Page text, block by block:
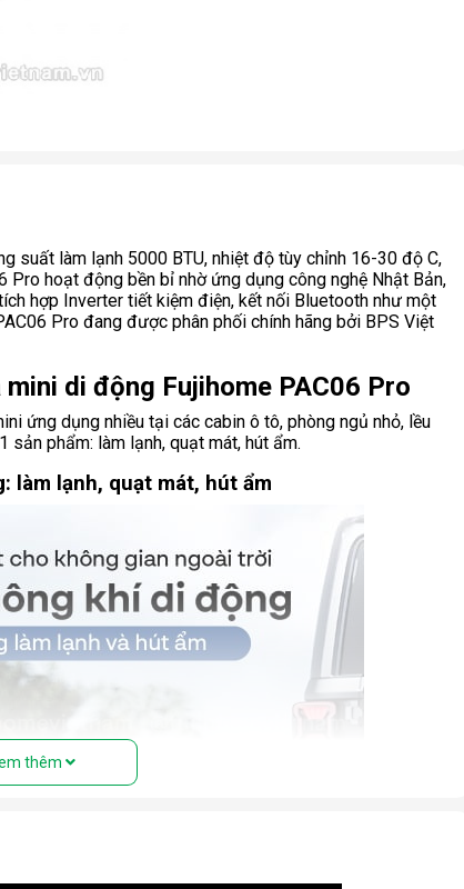
suất làm lạnh 5000 BTU, nhiệt độ tùy chỉnh 16-30 độ C,
hoạt động bền bỉ nhờ ứng dụng công nghệ Nhật Bản,
hợp Inverter tiết kiệm điện, kết nối Bluetooth như một
Pro đang được phân phối chính hãng bởi BPS Việt
di động Fujihome PAC06 Pro
ứng dụng nhiều tại các cabin ô tô, phòng ngủ nhỏ, lều
phẩm: làm lạnh, quạt mát, hút ẩm.
làm lạnh, quạt mát, hút ẩm
thêm